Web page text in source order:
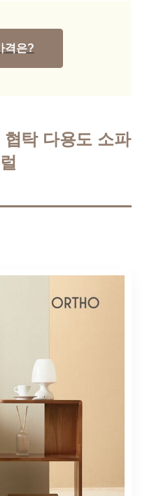
격은?
탁 다용도 소파